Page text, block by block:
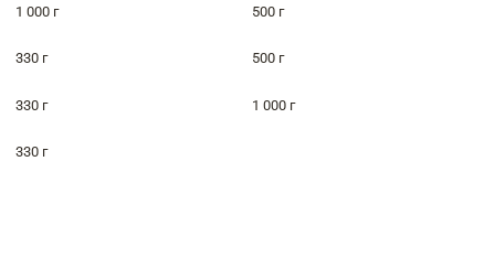
1 000 г 500 г
330 г 500 г
330 г 1 000 г
330 г